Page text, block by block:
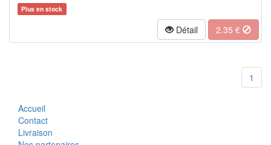
Plus en stock
Détail 2.35 €
1
Accueil
Contact
Livraison